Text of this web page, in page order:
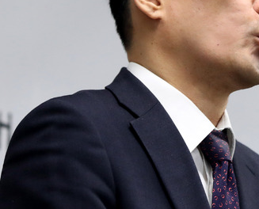
전자·SK하이닉스 동반 강보합…1%대 상승 출발
닥, 5.95포인트(0.74%) 상승한 807.62개장
피, 6300선 재탈환…1.09% 오른 6365.07 개장
스쿠스 교외에서 미니버스 폭발.. 14명 부상, 3명은 중태
한더위…서울 낮 39도 '폭염중대경보'
즈서 "적국 목표물들"과 대치로 남부 케슘섬에서 두차